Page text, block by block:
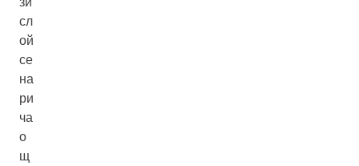
сл
ой
се
на
ри
ча
о
щ